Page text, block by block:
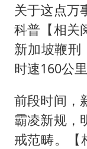
关于这点万
科普【相关
新加坡鞭刑
时速160公
前段时间，
霸凌新规，
戒范畴。【